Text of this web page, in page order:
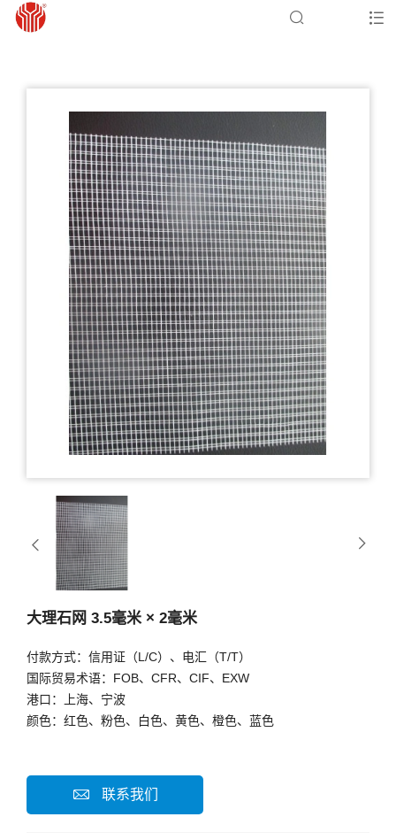
大理石网 3.5毫米 × 2毫米
付款方式：信用证（L/C）、电汇（T/T）
国际贸易术语：FOB、CFR、CIF、EXW
港口：上海、宁波
颜色：红色、粉色、白色、黄色、橙色、蓝色
联系我们